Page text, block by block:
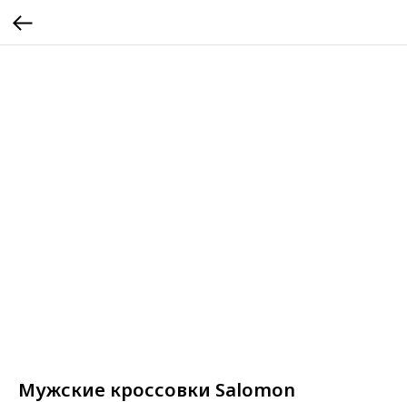
Мужские кроссовки Salomon